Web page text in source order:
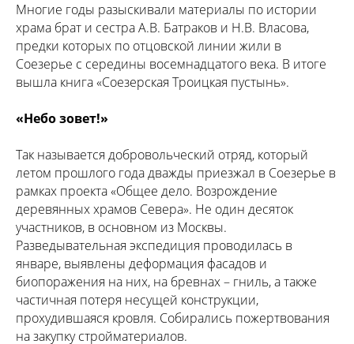
Многие годы разыскивали материалы по истории
храма брат и сестра А.В. Батраков и Н.В. Власова,
предки которых по отцовской линии жили в
Соезерье с середины восемнадцатого века. В итоге
вышла книга «Соезерская Троицкая пустынь».
«Небо зовет!»
Так называется добровольческий отряд, который
летом прошлого года дважды приезжал в Соезерье в
рамках проекта «Общее дело. Возрождение
деревянных храмов Севера». Не один десяток
участников, в основном из Москвы.
Разведывательная экспедиция проводилась в
январе, выявлены деформация фасадов и
биопоражения на них, на бревнах – гниль, а также
частичная потеря несущей конструкции,
прохудившаяся кровля. Собирались пожертвования
на закупку стройматериалов.